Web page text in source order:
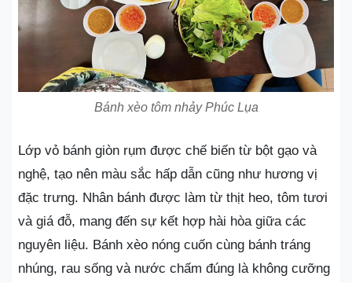
Bánh xèo tôm nhảy Phúc Lụa
Lớp vỏ bánh giòn rụm được chế biến từ bột gạo và
nghệ, tạo nên màu sắc hấp dẫn cũng như hương vị
đặc trưng. Nhân bánh được làm từ thịt heo, tôm tươi
và giá đỗ, mang đến sự kết hợp hài hòa giữa các
nguyên liệu. Bánh xèo nóng cuốn cùng bánh tráng
nhúng, rau sống và nước chấm đúng là không cưỡng